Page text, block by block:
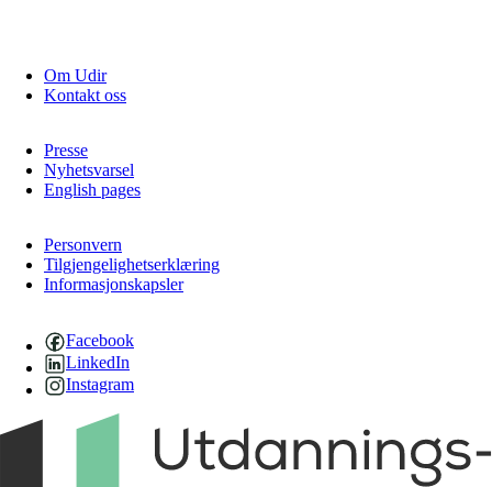
Om Udir
Kontakt oss
Presse
Nyhetsvarsel
English pages
Personvern
Tilgjengelighetserklæring
Informasjonskapsler
Facebook
LinkedIn
Instagram